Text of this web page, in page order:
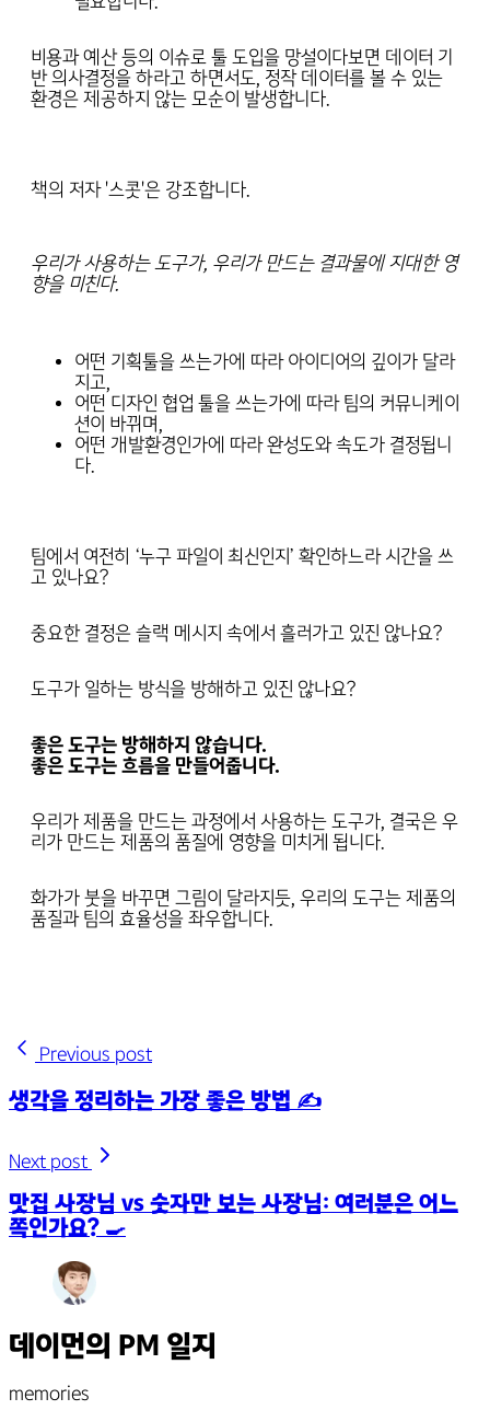
비용과 예산 등의 이슈로 툴 도입을 망설이다보면 데이터 기
반 의사결정을 하라고 하면서도, 정작 데이터를 볼 수 있는
환경은 제공하지 않는 모순이 발생합니다.
책의 저자 '스콧'은 강조합니다.
우리가 사용하는 도구가, 우리가 만드는 결과물에 지대한 영
향을 미친다.
어떤 기획툴을 쓰는가에 따라 아이디어의 깊이가 달라
지고,
어떤 디자인 협업 툴을 쓰는가에 따라 팀의 커뮤니케이
션이 바뀌며,
어떤 개발환경인가에 따라 완성도와 속도가 결정됩니
다.
팀에서 여전히 ‘누구 파일이 최신인지’ 확인하느라 시간을 쓰
고 있나요?
중요한 결정은 슬랙 메시지 속에서 흘러가고 있진 않나요?
도구가 일하는 방식을 방해하고 있진 않나요?
좋은 도구는 방해하지 않습니다.
좋은 도구는 흐름을 만들어줍니다.
우리가 제품을 만드는 과정에서 사용하는 도구가, 결국은 우
리가 만드는 제품의 품질에 영향을 미치게 됩니다.
화가가 붓을 바꾸면 그림이 달라지듯, 우리의 도구는 제품의
품질과 팀의 효율성을 좌우합니다.
Previous post
생각을 정리하는 가장 좋은 방법 ✍️
Next post
맛집 사장님 vs 숫자만 보는 사장님: 여러분은 어느
쪽인가요? 🍳
데이먼의 PM 일지
memories